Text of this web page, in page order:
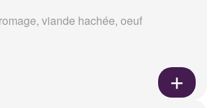
viande hachée, oeuf